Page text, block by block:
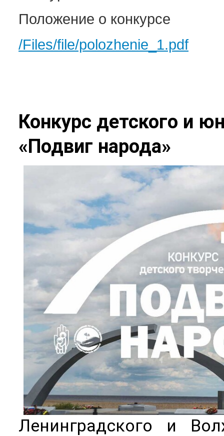
Положение о конкурсе
/Files/file/polozhenie_1.pdf
Конкурс детского и
«Подвиг народа»
Ленинградского и